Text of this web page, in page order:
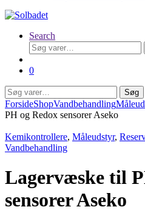
Search
Søg
efter:
0
Søg
efter:
Søg
ForsideShopVandbehandling
PH og Redox sensorer Aseko
Kemikontrollere, Måleudstyr,
Vandbehandling
Lagervæske til
sensorer Aseko